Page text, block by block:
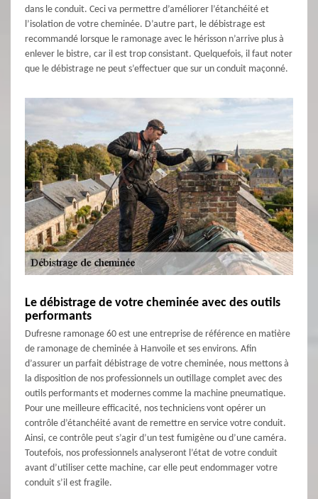
dans le conduit. Ceci va permettre d’améliorer l’étanchéité et
l’isolation de votre cheminée. D’autre part, le débistrage est
recommandé lorsque le ramonage avec le hérisson n’arrive plus à
enlever le bistre, car il est trop consistant. Quelquefois, il faut noter
que le débistrage ne peut s’effectuer que sur un conduit maçonné.
Le débistrage de votre cheminée avec des outils
performants
Dufresne ramonage 60 est une entreprise de référence en matière
de ramonage de cheminée à Hanvoile et ses environs. Afin
d’assurer un parfait débistrage de votre cheminée, nous mettons à
la disposition de nos professionnels un outillage complet avec des
outils performants et modernes comme la machine pneumatique.
Pour une meilleure efficacité, nos techniciens vont opérer un
contrôle d’étanchéité avant de remettre en service votre conduit.
Ainsi, ce contrôle peut s’agir d’un test fumigène ou d’une caméra.
Toutefois, nos professionnels analyseront l’état de votre conduit
avant d’utiliser cette machine, car elle peut endommager votre
conduit s’il est fragile.